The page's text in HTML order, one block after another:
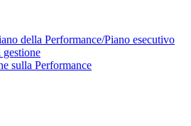
della Performance/Piano esecutivo
gestione
sulla Performance